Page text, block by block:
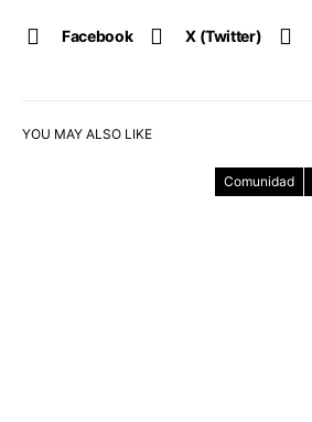
Facebook X (Twitter)
YOU MAY ALSO LIKE
Comunidad